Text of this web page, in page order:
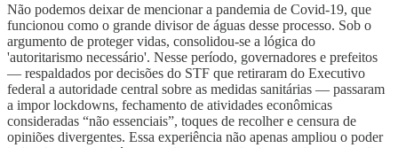
Não podemos deixar de mencionar a pandemia de Covid-19, que
funcionou como o grande divisor de águas desse processo. Sob o
argumento de proteger vidas, consolidou-se a lógica do
'autoritarismo necessário'. Nesse período, governadores e prefeitos
— respaldados por decisões do STF que retiraram do Executivo
federal a autoridade central sobre as medidas sanitárias — passaram
a impor lockdowns, fechamento de atividades econômicas
consideradas “não essenciais”, toques de recolher e censura de
opiniões divergentes. Essa experiência não apenas ampliou o poder